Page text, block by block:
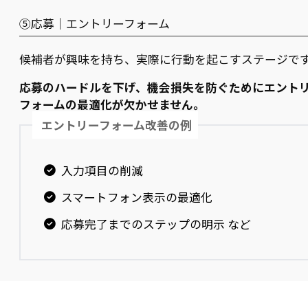
⑤応募｜エントリーフォーム
候補者が興味を持ち、実際に行動を起こすステージで
応募のハードルを下げ、機会損失を防ぐためにエント
フォームの最適化が欠かせません。
エントリーフォーム改善の例
入力項目の削減
スマートフォン表示の最適化
応募完了までのステップの明示 など